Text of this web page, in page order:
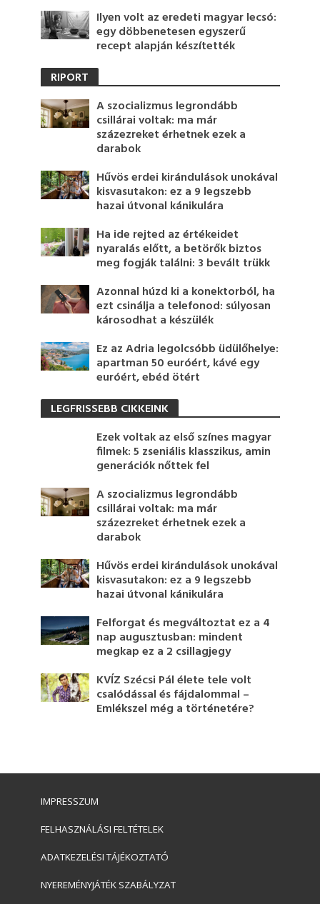
Ilyen volt az eredeti magyar lecsó:
egy döbbenetesen egyszerű
recept alapján készítették
RIPORT
A szocializmus legrondább
csillárai voltak: ma már
százezreket érhetnek ezek a
darabok
Hűvös erdei kirándulások unokával
kisvasutakon: ez a 9 legszebb
hazai útvonal kánikulára
Ha ide rejted az értékeidet
nyaralás előtt, a betörők biztos
meg fogják találni: 3 bevált trükk
Azonnal húzd ki a konektorból, ha
ezt csinálja a telefonod: súlyosan
károsodhat a készülék
Ez az Adria legolcsóbb üdülőhelye:
apartman 50 euróért, kávé egy
euróért, ebéd ötért
LEGFRISSEBB CIKKEINK
Ezek voltak az első színes magyar
filmek: 5 zseniális klasszikus, amin
generációk nőttek fel
A szocializmus legrondább
csillárai voltak: ma már
százezreket érhetnek ezek a
darabok
Hűvös erdei kirándulások unokával
kisvasutakon: ez a 9 legszebb
hazai útvonal kánikulára
Felforgat és megváltoztat ez a 4
nap augusztusban: mindent
megkap ez a 2 csillagjegy
KVÍZ Szécsi Pál élete tele volt
csalódással és fájdalommal –
Emlékszel még a történetére?
IMPRESSZUM
FELHASZNÁLÁSI FELTÉTELEK
ADATKEZELÉSI TÁJÉKOZTATÓ
NYEREMÉNYJÁTÉK SZABÁLYZAT